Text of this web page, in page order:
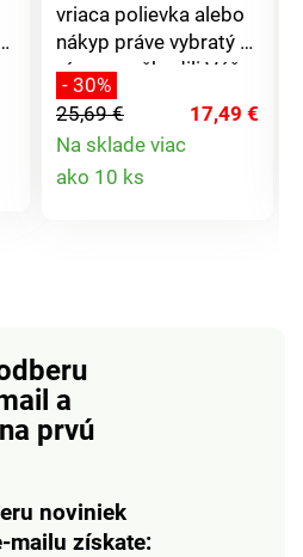
vriaca polievka alebo
nákyp práve vybratý z
rúry nepoškodili Váš
krásny drevený stôl,
odporúčame Vám
tieto tepelne odolné
podložky. Jednoduchá
- 30%
25,69 €
17,49 €
Na sklade viac
ako 10 ks
a
prvú
noviniek
mailu získate: